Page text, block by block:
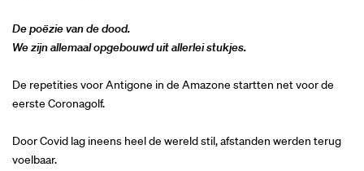
De poëzie van de dood.
We zijn allemaal opgebouwd uit allerlei stukjes.
De repetities voor Antigone in de Amazone startten net voor de
eerste Coronagolf.
Door Covid lag ineens heel de wereld stil, afstanden werden terug
voelbaar.